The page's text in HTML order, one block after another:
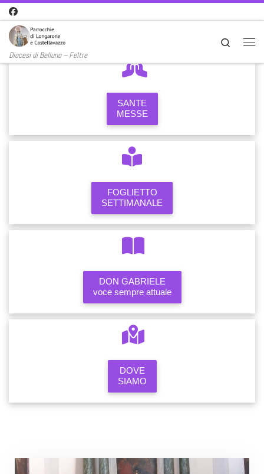
Passa al contenuto
Diocesi di Belluno – Feltre
Search
SANTE
MESSE
FOGLIETTO
SETTIMANALE
DON GABRIELE
voce sempre attuale
DOVE
SIAMO